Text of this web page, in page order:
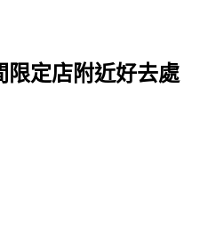
限定店附近好去處